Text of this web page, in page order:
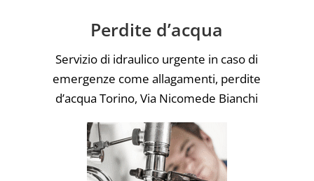
Perdite d’acqua
Servizio di idraulico urgente in caso di
emergenze come allagamenti, perdite
d’acqua Torino, Via Nicomede Bianchi